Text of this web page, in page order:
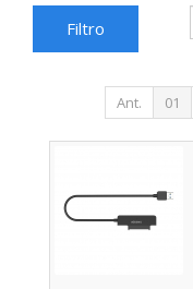
Filtro
Ant. 01